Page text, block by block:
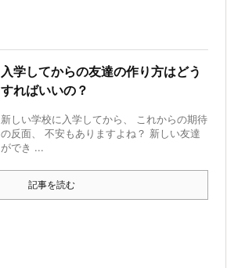
入学してからの友達の作り方はどう
すればいいの？
新しい学校に入学してから、 これからの期待
の反面、 不安もありますよね？ 新しい友達
ができ ...
記事を読む